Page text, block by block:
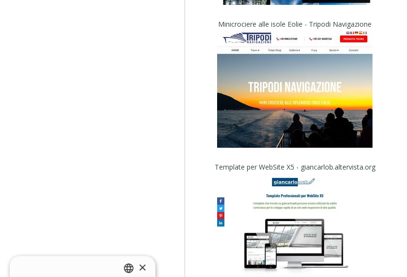
Minicrociere alle isole Eolie - Tripodi Navigazione
Template per WebSite X5 - giancarlob.altervista.org
×